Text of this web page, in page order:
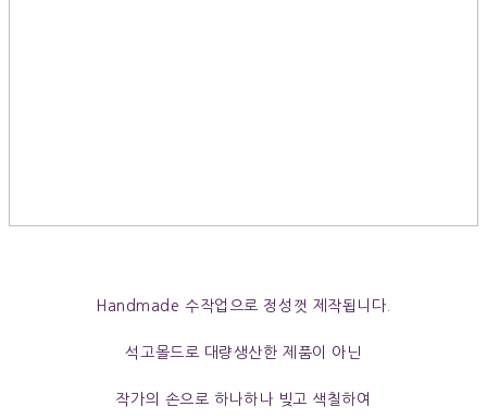
Handmade 수작업으로 정성껏 제작됩니다.
석고몰드로 대량생산한 제품이 아닌
작가의 손으로 하나하나 빚고 색칠하여